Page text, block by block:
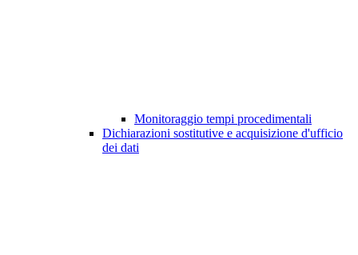
Monitoraggio tempi procedimentali
Dichiarazioni sostitutive e acquisizione d'ufficio
dei dati